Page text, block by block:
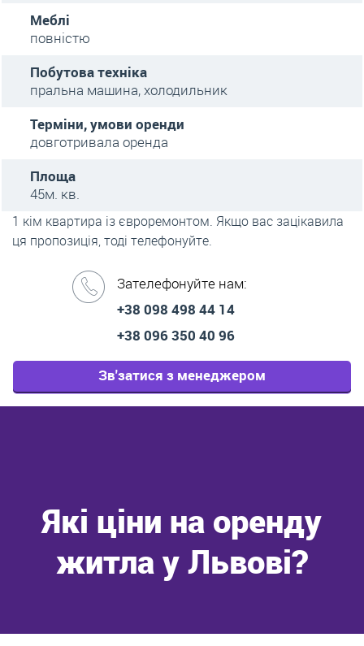
Меблі
повністю
Побутова техніка
пральна машина, холодильник
Терміни, умови оренди
довготривала оренда
Площа
45м. кв.
1 кім квартира із євроремонтом. Якщо вас зацікавила
ця пропозиція, тоді телефонуйте.
Зателефонуйте нам:
+38 098 498 44 14
+38 096 350 40 96
Зв'затися з менеджером
Які ціни на оренду
житла у Львові?